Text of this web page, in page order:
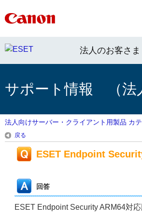
法人のお客さま
サポート情報 （法
法人向けサーバー・クライアント用製品 カ
戻る
ESET Endpoint
回答
ESET Endpoint Security ARM64対